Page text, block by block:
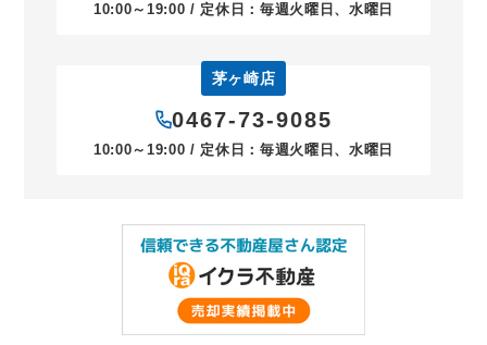
10:00～19:00 / 定休日：毎週火曜日、水曜日
茅ヶ崎店
0467-73-9085
10:00～19:00 / 定休日：毎週火曜日、水曜日